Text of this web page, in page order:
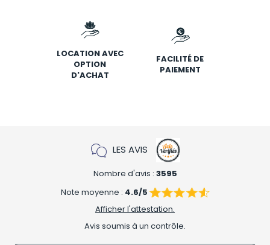
LOCATION AVEC
OPTION
D'ACHAT
FACILITÉ DE
PAIEMENT
LES AVIS
Nombre d'avis : 3595
Note moyenne : 4.6/5
Afficher l'attestation.
Avis soumis à un contrôle.